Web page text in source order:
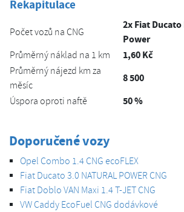
Rekapitulace
Počet vozů na CNG
2x Fiat
Power
Průměrný náklad na 1 km 1,60 Kč
Průměrný nájezd km za
měsíc
8 500
Úspora oproti naftě 50 %
Doporučené vozy
Opel Combo 1.4 CNG ecoFLEX
Fiat Ducato 3.0 NATURAL POWER CNG
Fiat Doblo VAN Maxi 1.4 T-JET CNG
VW Caddy EcoFuel CNG dodávkové